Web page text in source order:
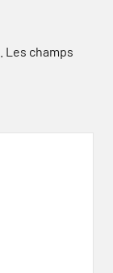
Les champs